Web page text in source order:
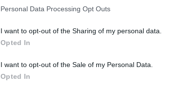
Personal Data Processing Opt Outs
I want to opt-out of the Sharing of my personal data.
Opted In
I want to opt-out of the Sale of my Personal Data.
Opted In